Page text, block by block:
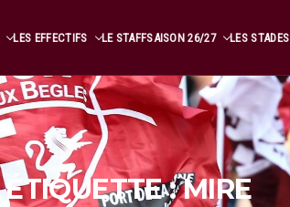
LES EFFECTIFS LE STAFFSAISON 26/27 LES STADES
ÉTIQUETTE : MIRE